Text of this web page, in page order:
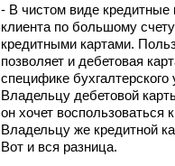
- В чистом виде кредитные
клиента по большому
кредитными картами.
позволяет и дебетовая
специфике бухгалтерского
Владельцу дебетовой
он хочет воспользоваться
Владельцу же кредитной
Вот и вся разница.